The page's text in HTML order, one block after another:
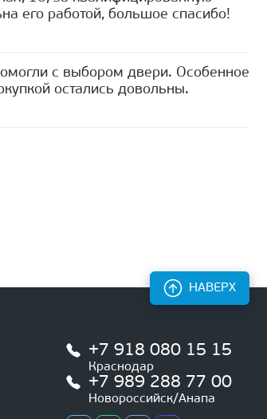
его работой, большое спасибо!
с выбором двери. Особенное
остались довольны.
+7 918 080 15 15
Краснодар
+7 989 288 77 00
Новороссийск/Анапа
НАВЕРХ